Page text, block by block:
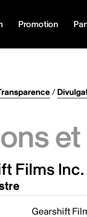
Promotion
/
Films Inc.
Gearshift